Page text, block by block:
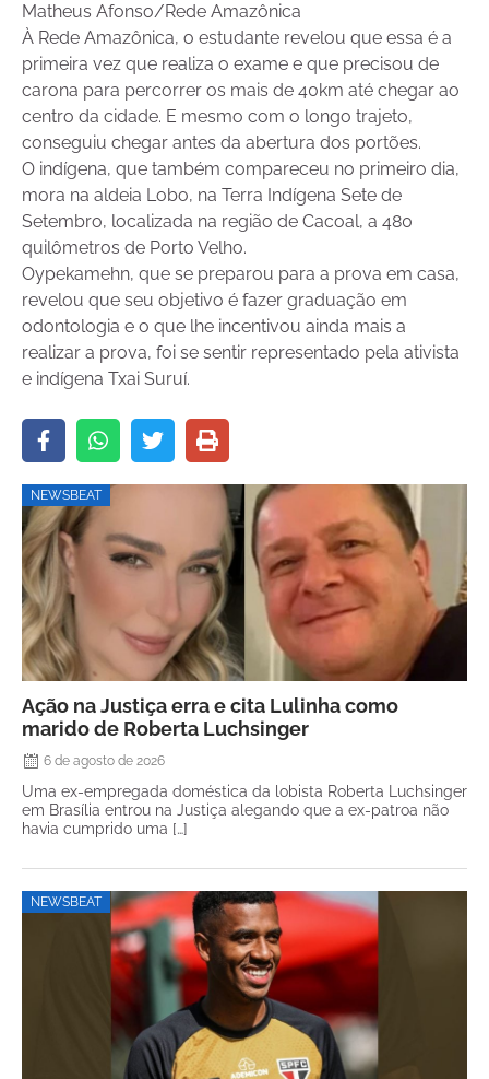
Matheus Afonso/Rede Amazônica
À Rede Amazônica, o estudante revelou que essa é a
primeira vez que realiza o exame e que precisou de
carona para percorrer os mais de 40km até chegar ao
centro da cidade. E mesmo com o longo trajeto,
conseguiu chegar antes da abertura dos portões.
O indígena, que também compareceu no primeiro dia,
mora na aldeia Lobo, na Terra Indígena Sete de
Setembro, localizada na região de Cacoal, a 480
quilômetros de Porto Velho.
Oypekamehn, que se preparou para a prova em casa,
revelou que seu objetivo é fazer graduação em
odontologia e o que lhe incentivou ainda mais a
realizar a prova, foi se sentir representado pela ativista
e indígena Txai Suruí.
NEWSBEAT
Ação na Justiça erra e cita Lulinha como
marido de Roberta Luchsinger
6 de agosto de 2026
Uma ex-empregada doméstica da lobista Roberta Luchsinger
em Brasília entrou na Justiça alegando que a ex-patroa não
havia cumprido uma […]
NEWSBEAT